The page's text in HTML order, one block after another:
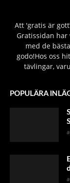
Att 'gratis är
Gratissidan
med de
godo!Hos oss
tävlingar,
POPULÄRA